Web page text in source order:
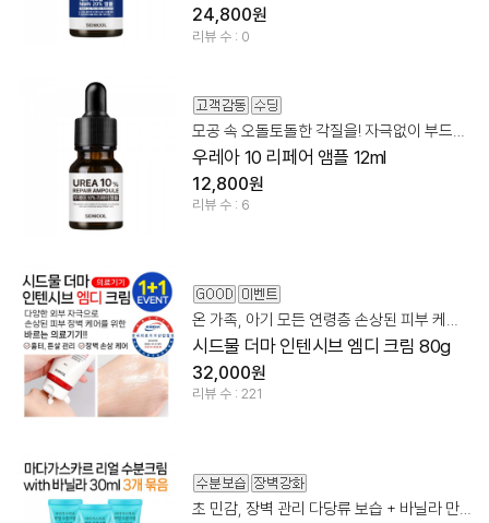
24,800원
리뷰 수 : 0
우레아 10 리페어 앰플 12ml
12,800원
리뷰 수 : 6
온 가족, 아기 모든 연령층 손상된 피부 케어 바르는 의료기기
시드물 더마 인텐시브 엠디 크림 80g
32,000원
리뷰 수 : 221
초 민감, 장벽 관리 다당류 보습 + 바닐라 만남